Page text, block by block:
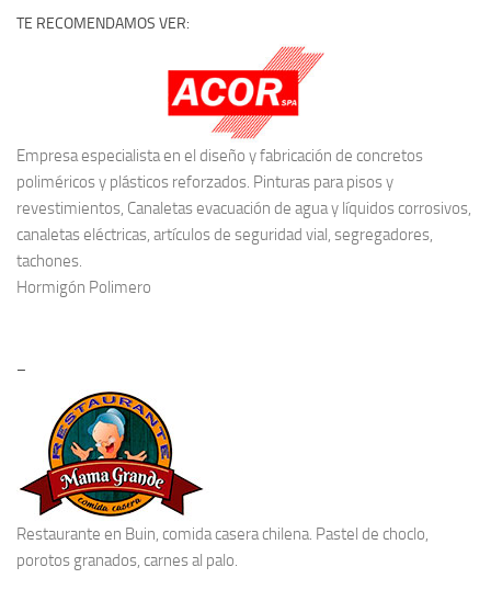
TE RECOMENDAMOS VER:
Empresa especialista en el diseño y fabricación de concretos
poliméricos y plásticos reforzados. Pinturas para pisos y
revestimientos, Canaletas evacuación de agua y líquidos corrosivos,
canaletas eléctricas, artículos de seguridad vial, segregadores,
tachones.
Hormigón Polimero
–
Restaurante en Buin, comida casera chilena. Pastel de choclo,
porotos granados, carnes al palo.